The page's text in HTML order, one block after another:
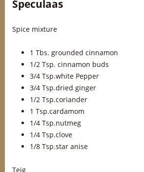
Speculaas
Spice mixture
1 Tbs. grounded cinnamon
1/2 Tsp. cinnamon buds
3/4 Tsp.white Pepper
3/4 Tsp.dried ginger
1/2 Tsp.coriander
1 Tsp.cardamom
1/4 Tsp.nutmeg
1/4 Tsp.clove
1/8 Tsp.star anise
Teig